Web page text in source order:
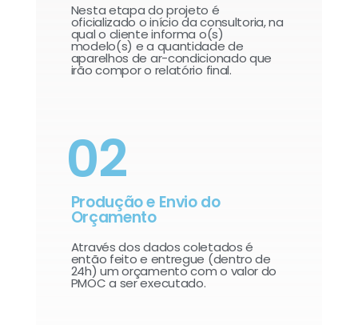
Nesta etapa do projeto é
oficializado o início da consultoria, na
qual o cliente informa o(s)
modelo(s) e a quantidade de
aparelhos de ar-condicionado que
irão compor o relatório final.​
02
Produção e Envio do
Orçamento
Através dos dados coletados é
então feito e entregue (dentro de
24h) um orçamento com o valor do
PMOC a ser executado.